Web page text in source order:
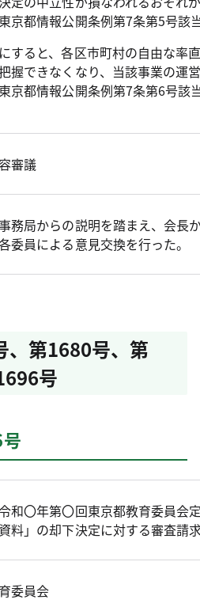
東京都情報公開条例第7条第5号該
すると、各区市町村の自由な率
握できなくなり、当該事業の運
東京都情報公開条例第7条第6号該
審議
務局からの説明を踏まえ、会長
委員による意見交換を行った。
、第1680号、第
号
令和〇年第〇回東京都教育委員
料」の却下決定に対する審査請
委員会